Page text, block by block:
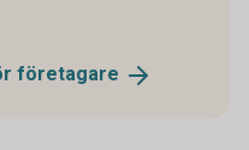
företagare